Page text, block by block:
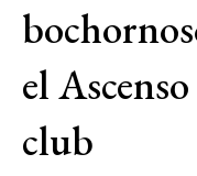
el
club